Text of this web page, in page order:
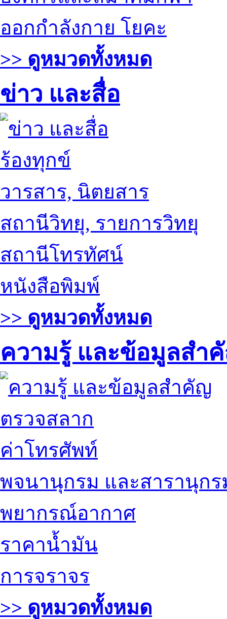
ออกกำลังกาย โยคะ
>> ดูหมวดทั้งหมด
ข่าว และสื่อ
ร้องทุกข์
วารสาร, นิตยสาร
สถานีวิทยุ, รายการวิทยุ
สถานีโทรทัศน์
หนังสือพิมพ์
>> ดูหมวดทั้งหมด
ความรู้ และข้อมูลสำ
ตรวจสลาก
ค่าโทรศัพท์
พจนานุกรม และสารานุกร
พยากรณ์อากาศ
ราคาน้ำมัน
การจราจร
>> ดูหมวดทั้งหมด